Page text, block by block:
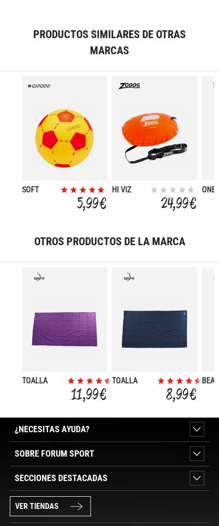
PRODUCTOS SIMILARES DE OTRAS
MARCAS
SOFT
5,99 €
HI VIZ
24,99 €
ONE
OTROS PRODUCTOS DE LA MARCA
TOALLA
11,99 €
TOALLA
8,99 €
¿NECESITAS AYUDA?
SOBRE FORUM SPORT
SECCIONES DESTACADAS
VER TIENDAS